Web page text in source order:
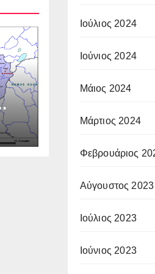
Ιούλιος 2024
Ιούνιος 2024
Μάιος 2024
Μάρτιος 2024
Φεβρουάριος
Αύγουστος 2023
Ιούλιος 2023
Ιούνιος 2023